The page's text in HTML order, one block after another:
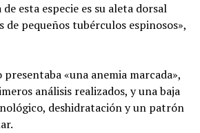
esta especie es su aleta dorsal
de pequeños tubérculos espinosos»,
«una anemia marcada»,
análisis realizados, y una baja
deshidratación y un patrón